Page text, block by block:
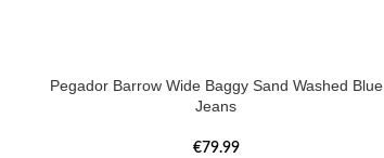
Pegador Barrow Wide Baggy Sand Washed Blue
Jeans
€79.99